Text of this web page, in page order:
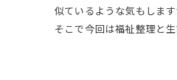
似ているような気もしま
そこで今回は福祉整理と